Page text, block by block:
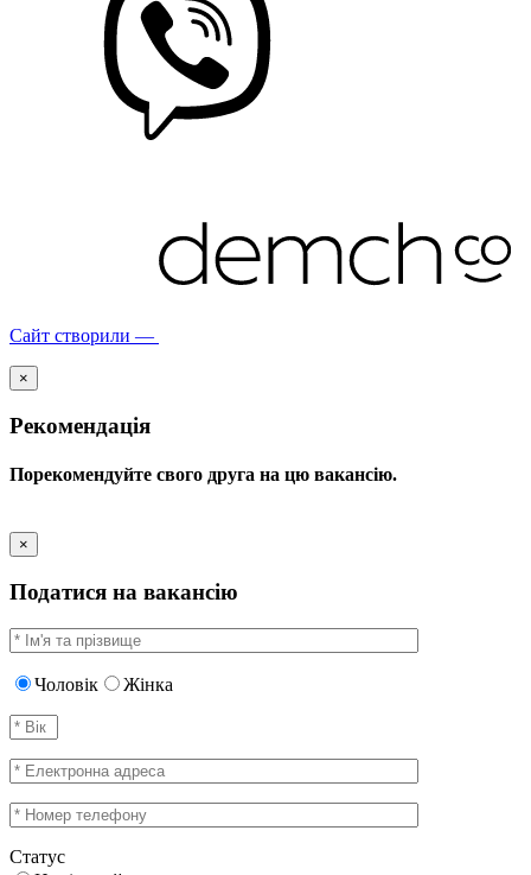
Сайт створили —
×
Рекомендація
Порекомендуйте свого друга на цю вакансію.
×
Податися на вакансію
Чоловік Жінка
Статус